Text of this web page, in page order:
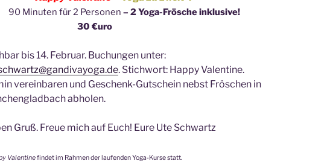
90 Minuten für 2 Personen – 2 Yoga-Frösche inklusive!
€uro
bis 14. Februar. Buchungen unter:
. Stichwort: Happy Valentine.
vereinbaren und Geschenk-Gutschein nebst Fröschen in
abholen.
Gruß. Freue mich auf Euch! Eure Ute Schwartz
Valentinefindet im Rahmen der laufenden Yoga-Kurse statt.